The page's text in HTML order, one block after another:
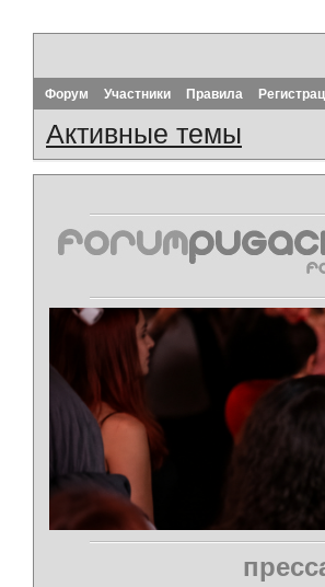
Форум Участники Правила
Активные темы